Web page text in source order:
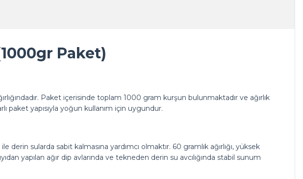
Paket)
Paket içerisinde toplam 1000 gram kurşun bulunmaktadır ve ağırlık
paket yapısıyla yoğun kullanım için uygundur.
sularda sabit kalmasına yardımcı olmaktır. 60 gramlık ağırlığı, yüksek
yapılan ağır dip avlarında ve tekneden derin su avcılığında stabil sunum